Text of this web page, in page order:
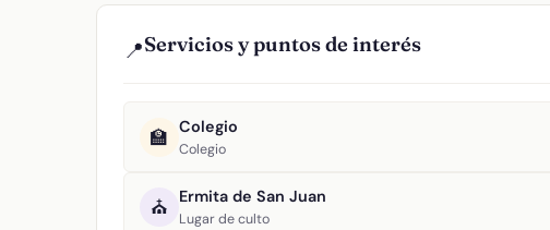
📍Servicios y puntos de interés
🏫 Colegio
Colegio
⛪ Ermita de San Juan
Lugar de culto